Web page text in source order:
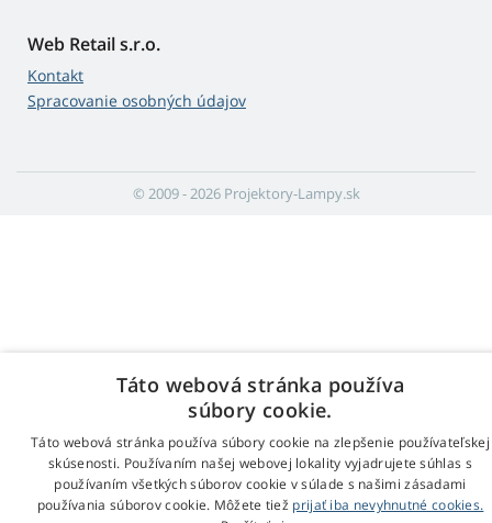
Web Retail s.r.o.
Kontakt
Spracovanie osobných údajov
© 2009 - 2026 Projektory-Lampy.sk
Táto webová stránka používa
súbory cookie.
Táto webová stránka používa súbory cookie na zlepšenie používateľskej
skúsenosti. Používaním našej webovej lokality vyjadrujete súhlas s
používaním všetkých súborov cookie v súlade s našimi zásadami
používania súborov cookie. Môžete tiež prijať iba nevyhnutné cookies.